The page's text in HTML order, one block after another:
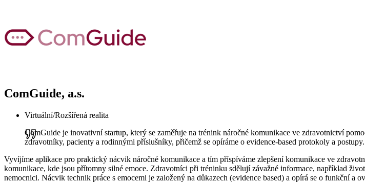
ComGuide, a.s.
Virtuální/Rozšířená realita
ComGuide je inovativní startup, který se zaměřuje na trénink náročné komunikace ve zdravotnictví
zdravotníky, pacienty a rodinnými příslušníky, přičemž se opíráme o evidence-based protokoly a postupy.
Vyvíjíme aplikace pro praktický nácvik náročné komunikace a tím příspíváme zlepšení komunikace ve
komunikace, kde jsou přítomny silné emoce. Zdravotníci při tréninku sdělují závažné informace, například
nemocnici. Nácvik technik práce s emocemi je založený na důkazech (evidence based) a opírá se o funkční a